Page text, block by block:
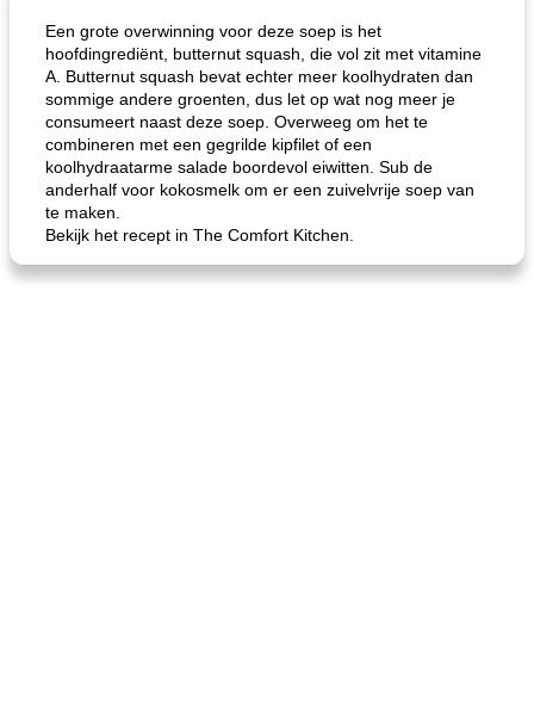
Een grote overwinning voor deze soep is het
hoofdingrediënt, butternut squash, die vol zit met vitamine
A. Butternut squash bevat echter meer koolhydraten dan
sommige andere groenten, dus let op wat nog meer je
consumeert naast deze soep. Overweeg om het te
combineren met een gegrilde kipfilet of een
koolhydraatarme salade boordevol eiwitten. Sub de
anderhalf voor kokosmelk om er een zuivelvrije soep van
te maken.
Bekijk het recept in The Comfort Kitchen.